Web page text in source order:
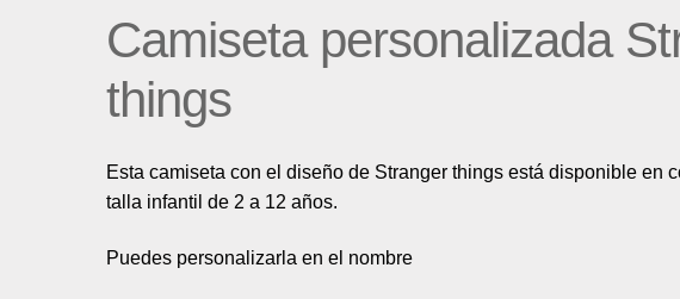
Camiseta personalizada
things
Esta camiseta con el diseño de Stranger things está disponible en
talla infantil de 2 a 12 años.
Puedes personalizarla en el nombre